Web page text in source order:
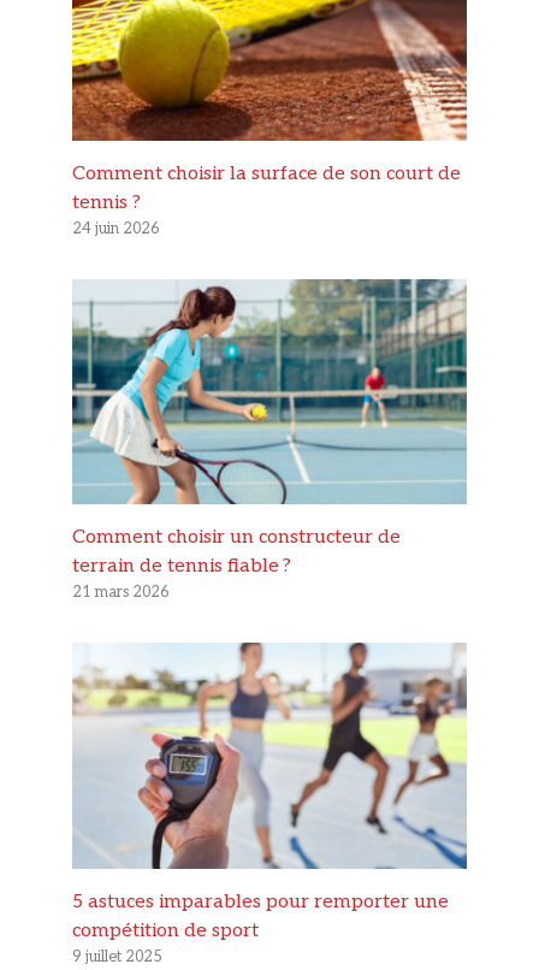
Comment choisir la surface de son court de
tennis ?
24 juin 2026
Comment choisir un constructeur de
terrain de tennis fiable ?
21 mars 2026
5 astuces imparables pour remporter une
compétition de sport
9 juillet 2025